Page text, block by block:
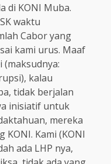
di KONI Muba.
waktu
Cabor yang
kami urus. Maaf
kalau
tidak berjalan
inisiatif untuk
mereka
Kami (KONI
ada LHP nya,